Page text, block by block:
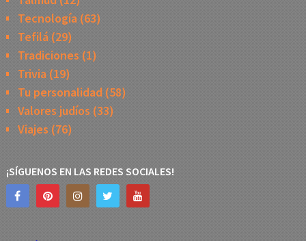
Tecnología(63)
Tefilá(29)
Tradiciones (1)
Trivia(19)
Tu personalidad(58)
Valores judíos (33)
Viajes (76)
¡SÍGUENOS EN LAS REDES SOCIALES!